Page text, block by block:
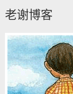
老谢博客